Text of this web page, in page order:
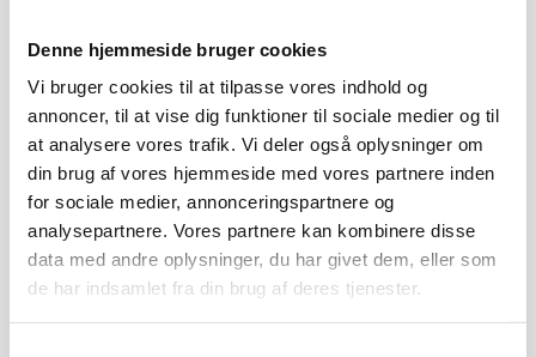
Denne hjemmeside bruger cookies
Vi bruger cookies til at tilpasse vores indhold og
annoncer, til at vise dig funktioner til sociale medier og til
at analysere vores trafik. Vi deler også oplysninger om
din brug af vores hjemmeside med vores partnere inden
for sociale medier, annonceringspartnere og
analysepartnere. Vores partnere kan kombinere disse
data med andre oplysninger, du har givet dem, eller som
de har indsamlet fra din brug af deres tjenester.
ny, hvis der indskrives flere børn, end
institutionen er godkendt til?
Kan du ikke få tilfredsstillende svar på dine
spørgsmål, så kontakt din lokale fagforening.
I forløbet skal du huske:
Hvis I allerede har
merindskrivninger
Stil følgende spørgsmål til din leder/på et
MED-udvalgsmøde/til kommunen eller få